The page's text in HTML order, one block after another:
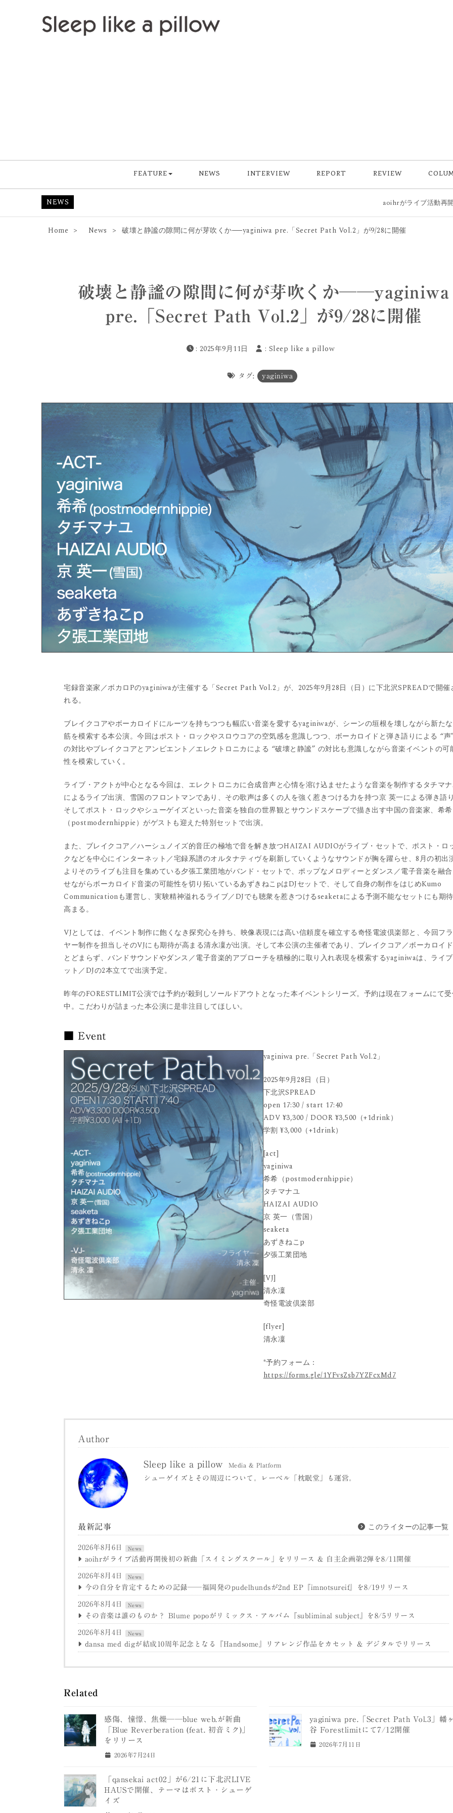
Skip to content
FEATURE NEWS INTERVIEW REPORT REVIEW
NEWS aoihrがライブ活動再開後初の新曲
Home News 破壊と静謐の隙間に何が芽吹くか──yaginiwa pre.「Secret Path Vol.2」が9/28に開催
破壊と静謐の隙間に何が芽吹くか──yaginiwa
pre.「Secret Path Vol.2」が9/28に開催
: 2025年9月11日 : Sleep like a pillow
タグ: yaginiwa
宅録音楽家／ボカロPのyaginiwaが主催する「Secret Path Vol.2」が、2025年9月28日（日）に下北沢SPREADで開催
れる。
ブレイクコアやボーカロイドにルーツを持ちつつも幅広い音楽を愛するyaginiwaが、シーンの垣根を壊しながら新た
筋を模索する本公演。今回はポスト・ロックやスロウコアの空気感を意識しつつ、ボーカロイドと弾き語りによる “声
の対比やブレイクコアとアンビエント／エレクトロニカによる “破壊と静謐” の対比も意識しながら音楽イベントの可
性を模索していく。
ライブ・アクトが中心となる今回は、エレクトロニカに合成音声と心情を溶け込ませたような音楽を制作するタチマ
によるライブ出演、雪国のフロントマンであり、その歌声は多くの人を強く惹きつける力を持つ京 英一による弾き語り
そしてポスト・ロックやシューゲイズといった音楽を独自の世界観とサウンドスケープで描き出す中国の音楽家、希希
（postmodernhippie）がゲストも迎えた特別セットで出演。
また、ブレイクコア／ハーシュノイズ的音圧の極地で音を解き放つHAIZAI AUDIOがライブ・セットで、ポスト・ロ
クなどを中心にインターネット／宅録系譜のオルタナティヴを刷新していくようなサウンドが胸を躍らせ、8月の初出
よりそのライブも注目を集めている夕張工業団地がバンド・セットで、ポップなメロディーとダンス／電子音楽を融合
せながらボーカロイド音楽の可能性を切り拓いているあずきねこpはDJセットで、そして自身の制作をはじめKumo
Communicationも運営し、実験精神溢れるライブ／DJでも聴衆を惹きつけるseaketaによる予測不能なセットにも期
高まる。
VJとしては、イベント制作に飽くなき探究心を持ち、映像表現には高い信頼度を確立する奇怪電波倶楽部と、今回フ
ヤー制作を担当しそのVJにも期待が高まる清永凜が出演。そして本公演の主催者であり、ブレイクコア／ボーカロイ
とどまらず、バンドサウンドやダンス／電子音楽的アプローチを積極的に取り入れ表現を模索するyaginiwaは、ライ
ット／DJの2本立てで出演予定。
昨年のFORESTLIMIT公演では予約が殺到しソールドアウトとなった本イベントシリーズ。予約は現在フォームにて
中。こだわりが詰まった本公演に是非注目してほしい。
■ Event
yaginiwa pre.「Secret Path Vol.2」
2025年9月28日（日）
下北沢SPREAD
open 17:30 / start 17:40
ADV ¥3,300 / DOOR ¥3,500（+1drink）
学割 ¥3,000（+1drink）
[act]
yaginiwa
希希（postmodernhippie）
タチマナユ
HAIZAI AUDIO
京 英一（雪国）
seaketa
あずきねこp
夕張工業団地
[VJ]
清永凜
奇怪電波倶楽部
[flyer]
清永凜
*予約フォーム：
https://forms.gle/1YFvsZsb7YZFcxMd7
Author
Sleep like a pillow Media & Platform
シューゲイズとその周辺について。レーベル「枕眠堂」も運営。
最新記事 このライターの記事一覧
2026年8月6日 News
aoihrがライブ活動再開後初の新曲「スイミングスクール」をリリース & 自主企画第2弾を8/11開催
2026年8月4日 News
今の自分を肯定するための記録──福岡発のpudelhundsが2nd EP『imnotsureif』を8/19リリース
2026年8月4日 News
その音楽は誰のものか？ Blume popoがリミックス・アルバム『subliminal subject』を8/5リリース
2026年8月4日 News
dansa med digが結成10周年記念となる『Handsome』リアレンジ作品をカセット & デジタルでリリース
Related
感傷、憧憬、焦燥──blue web.が新曲
「Blue Reverberation (feat. 初音ミク)」
をリリース
2026年7月24日
yaginiwa pre.「Secret Path Vol.3」幡ヶ
谷 Forestlimitにて7/12開催
2026年7月11日
「qansekai act02」が6/21に下北沢LIVE
HAUSで開催、テーマはポスト・シューゲ
イズ